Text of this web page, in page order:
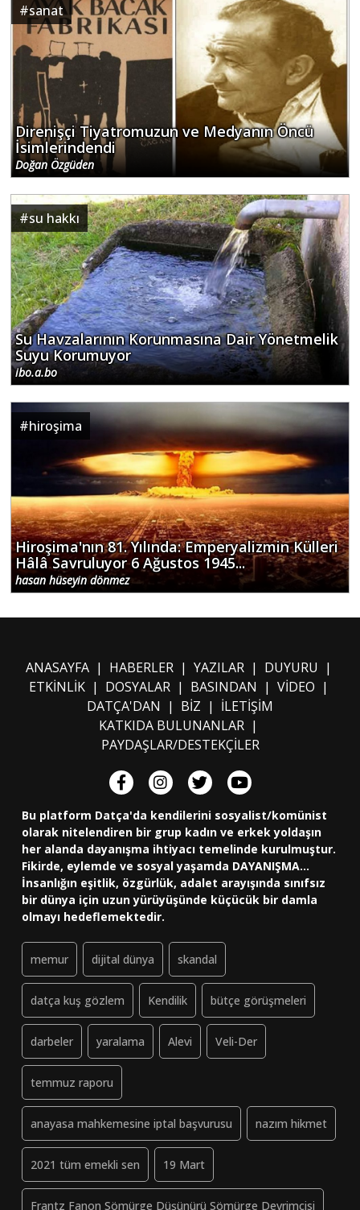
#sanat
Direnişçi Tiyatromuzun ve Medyanın Öncü
İsimlerindendi
Doğan Özgüden
#su hakkı
Su Havzalarının Korunmasına Dair Yönetmelik
Suyu Korumuyor
ibo.a.bo
#hiroşima
Hiroşima'nın 81. Yılında: Emperyalizmin Külleri
Hâlâ Savruluyor 6 Ağustos 1945...
hasan hüseyin dönmez
ANASAYFA| HABERLER| YAZILAR| DUYURU |
ETKİNLİK| DOSYALAR| BASINDAN | VİDEO |
DATÇA'DAN | BİZ | İLETİŞİM
KATKIDA BULUNANLAR |
PAYDAŞLAR/DESTEKÇİLER
Bu platform Datça'da kendilerini sosyalist/komünist
olarak nitelendiren bir grup kadın ve erkek yoldaşın
her alanda dayanışma ihtiyacı temelinde kurulmuştur.
Fikirde, eylemde ve sosyal yaşamda DAYANIŞMA...
İnsanlığın eşitlik, özgürlük, adalet arayışında sınıfsız
bir dünya için uzun yürüyüşünde küçücük bir damla
olmayı hedeflemektedir.
memur dijital dünya skandal
datça kuş gözlem Kendilik bütçe görüşmeleri
darbeler yaralama Alevi Veli-Der
temmuz raporu
anayasa mahkemesine iptal başvurusu nazım hikmet
2021 tüm emekli sen 19 Mart
Frantz Fanon Sömürge Düşünürü Sömürge Devrimcisi